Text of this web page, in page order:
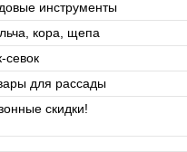
инструменты
кора, щепа
севок
для рассады
скидки!